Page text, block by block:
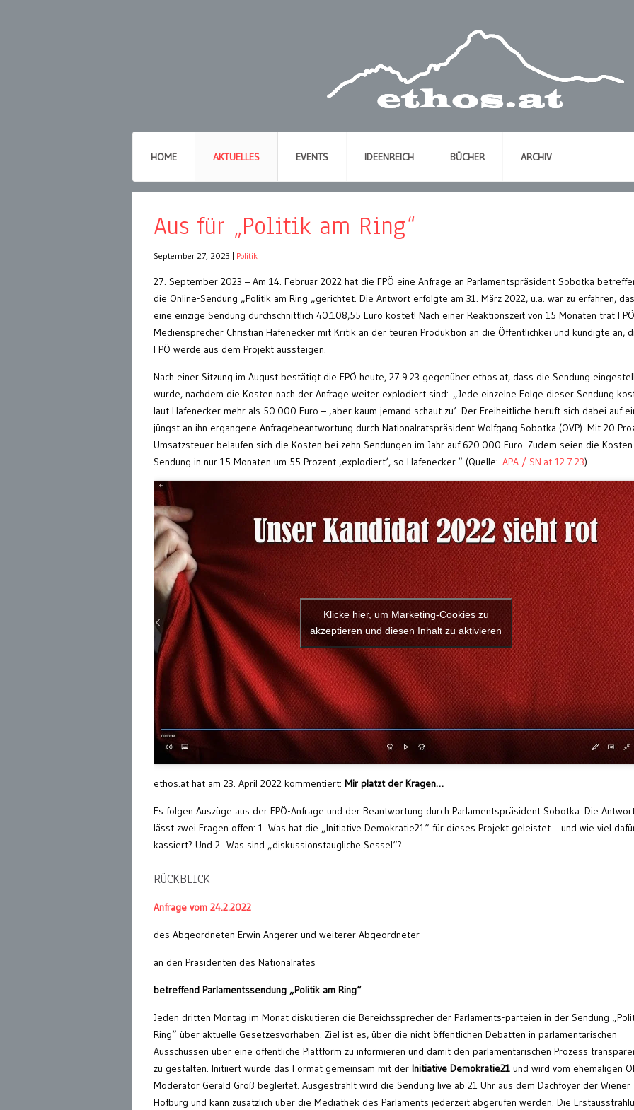
HOME AKTUELLES EVENTS IDEENREICH BÜCHER ARCHIV
Aus für „Politik am Ring“
September 27, 2023 Politik
27. September 2023 – Am 14. Februar 2022 hat die FPÖ eine Anfrage an Parlamentspräsident Sobotka
die Online-Sendung „Politik am Ring „gerichtet. Die Antwort erfolgte am 31. März 2022, u.a. war zu erfahren,
eine einzige Sendung durchschnittlich 40.108,55 Euro kostet! Nach einer Reaktionszeit von 15 Monaten trat
Mediensprecher Christian Hafenecker mit Kritik an der teuren Produktion an die Öffentlichkei und kündigte an,
FPÖ werde aus dem Projekt aussteigen.
Nach einer Sitzung im August bestätigt die FPÖ heute, 27.9.23 gegenüber ethos.at, dass die Sendung
wurde, nachdem die Kosten nach der Anfrage weiter explodiert sind: „Jede einzelne Folge dieser Sendung
laut Hafenecker mehr als 50.000 Euro – ‚aber kaum jemand schaut zu‘. Der Freiheitliche beruft sich dabei auf
jüngst an ihn ergangene Anfragebeantwortung durch Nationalratspräsident Wolfgang Sobotka (ÖVP). Mit 20
Umsatzsteuer belaufen sich die Kosten bei zehn Sendungen im Jahr auf 620.000 Euro. Zudem seien die
Sendung in nur 15 Monaten um 55 Prozent ‚explodiert‘, so Hafenecker.“ (Quelle: APA / SN.at 12.7.23)
Klicke hier, um Marketing-Cookies zu
akzeptieren und diesen Inhalt zu aktivieren
ethos.at hat am 23. April 2022 kommentiert: Mir platzt der Kragen…
Es folgen Auszüge aus der FPÖ-Anfrage und der Beantwortung durch Parlamentspräsident Sobotka. Die
lässt zwei Fragen offen: 1. Was hat die „Initiative Demokratie21“ für dieses Projekt geleistet – und wie viel
kassiert? Und 2. Was sind „diskussionstaugliche Sessel“?
RÜCKBLICK
Anfrage vom 24.2.2022
des Abgeordneten Erwin Angerer und weiterer Abgeordneter
an den Präsidenten des Nationalrates
betreffend Parlamentssendung „Politik am Ring“
Jeden dritten Montag im Monat diskutieren die Bereichssprecher der Parlaments-parteien in der Sendung
Ring“ über aktuelle Gesetzesvorhaben. Ziel ist es, über die nicht öffentlichen Debatten in parlamentarischen
Ausschüssen über eine öffentliche Plattform zu informieren und damit den parlamentarischen Prozess
zu gestalten. Initiiert wurde das Format gemeinsam mit der Initiative Demokratie21 und wird vom ehemaligen
Moderator Gerald Groß begleitet. Ausgestrahlt wird die Sendung live ab 21 Uhr aus dem Dachfoyer der Wiener
Hofburg und kann zusätzlich über die Mediathek des Parlaments jederzeit abgerufen werden. Die